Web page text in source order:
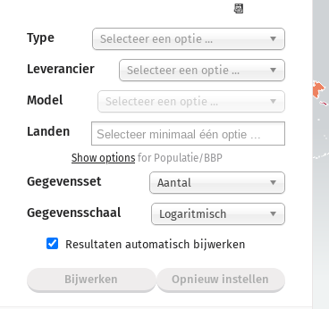
📆
Type
Selecteer een optie ...
Leverancier Selecteer een optie ...
Model Selecteer een optie ...
Landen
Show options for Populatie/BBP
Gegevensset Aantal
Gegevensschaal Logaritmisch
Resultaten automatisch bijwerken
Bijwerken Opnieuw instellen